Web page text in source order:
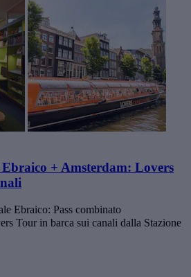
+ Amsterdam: Lovers
Ebraico: Pass combinato
Tour in barca sui canali dalla Stazione